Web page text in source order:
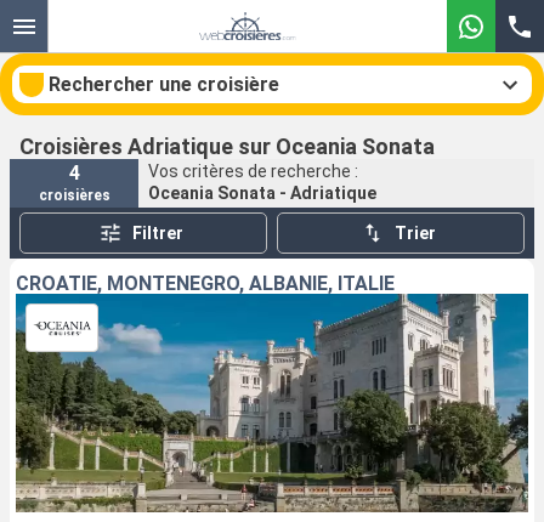
Rechercher une croisière
Nos destinations
Mois de départ
Ports Compagnies
Rechercher
Croisières Adriatique sur Oceania Sonata
4
croisières
Vos critères de recherche :
Oceania Sonata - Adriatique
Filtrer Trier
CROATIE, MONTÉNÉGRO, ALBANIE, ITALIE